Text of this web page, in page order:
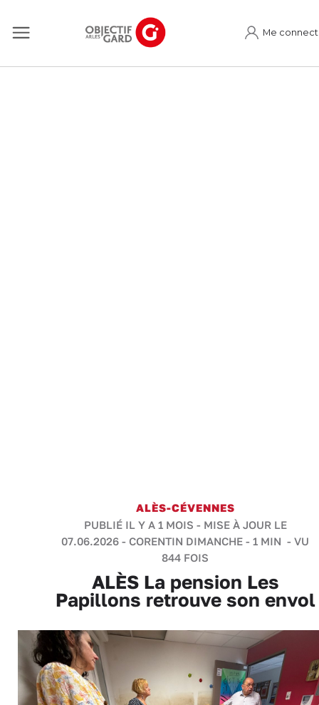
Me
ALÈS-CÉVENNES
PUBLIÉ IL Y A 1 MOIS - MISE À JOUR LE
07.06.2026 - CORENTIN DIMANCHE - 1 MIN - VU
844 FOIS
ALÈS La pension Les
Papillons retrouve son envol